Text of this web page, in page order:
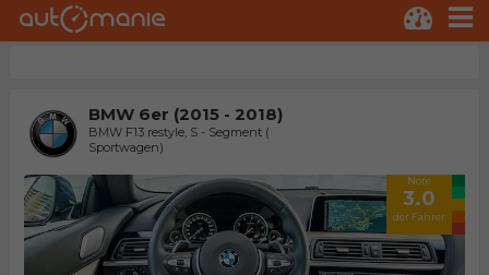
BMW 6er (2015 - 2018)
BMW F13 restyle, S - Segment (
Sportwagen)
Note
3.0
der Fahrer